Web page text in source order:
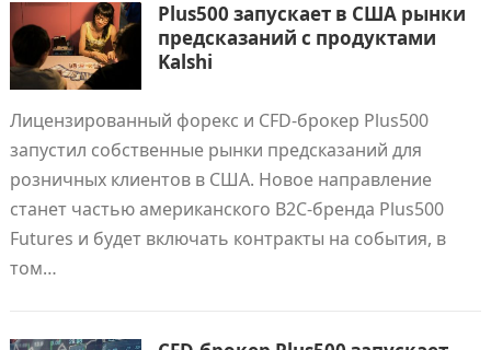
Plus500 запускает в США рынки
предсказаний с продуктами
Kalshi
Лицензированный форекс и CFD-брокер Plus500
запустил собственные рынки предсказаний для
розничных клиентов в США. Новое направление
станет частью американского B2C-бренда Plus500
Futures и будет включать контракты на события, в
том…